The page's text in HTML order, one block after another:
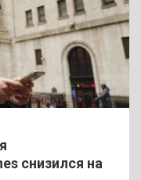
снизился на